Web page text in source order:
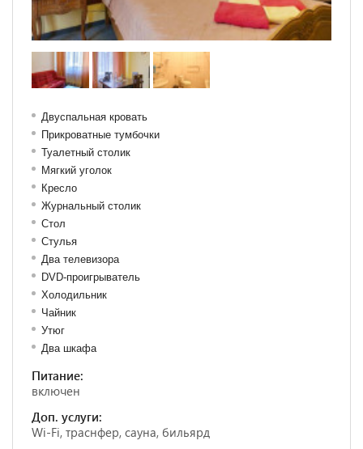
Двуспальная кровать
Прикроватные тумбочки
Туалетный столик
Мягкий уголок
Кресло
Журнальный столик
Стол
Стулья
Два телевизора
DVD-проигрыватель
Холодильник
Чайник
Утюг
Два шкафа
Питание:
включен
Доп. услуги:
Wi-Fi, траснфер, сауна, бильярд